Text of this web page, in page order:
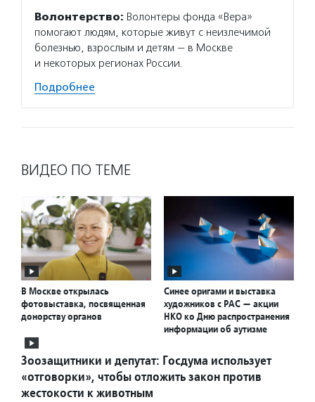
Волонтерство: Волонтеры фонда «Вера»
помогают людям, которые живут с неизлечимой
болезнью, взрослым и детям — в Москве
и некоторых регионах России.
Подробнее
ВИДЕО ПО ТЕМЕ
В Москве открылась
фотовыставка, посвященная
донорству органов
Синее оригами и выставка
художников с РАС — акции
НКО ко Дню распространения
информации об аутизме
Зоозащитники и депутат: Госдума использует
«отговорки», чтобы отложить закон против
жестокости к животным